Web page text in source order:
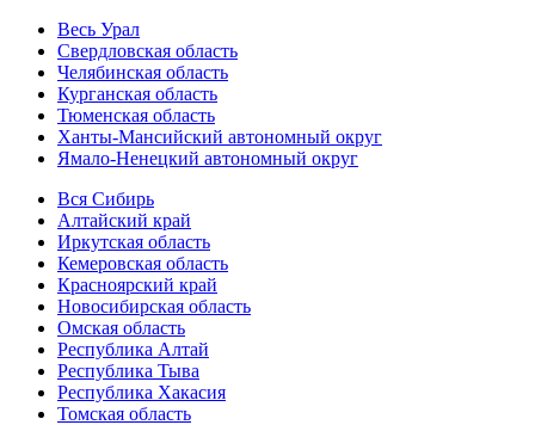
Весь Урал
Свердловская область
Челябинская область
Курганская область
Тюменская область
Ханты-Мансийский автономный округ
Ямало-Ненецкий автономный округ
Вся Сибирь
Алтайский край
Иркутская область
Кемеровская область
Красноярский край
Новосибирская область
Омская область
Республика Алтай
Республика Тыва
Республика Хакасия
Томская область